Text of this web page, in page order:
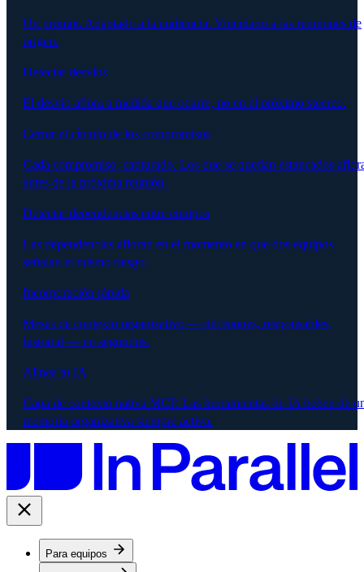
Un prompt. Adaptado a la audiencia. Vinculado a las reuniones de
origen.
Detectar desvíos
El desvío aflora a medida que ocurre, no en el próximo steerco.
Cerrar el círculo de los compromisos
Cada compromiso, capturado. Los que se quedan estancados
antes de la próxima reunión.
Detectar dependencias entre equipos
Las dependencias afloran en el momento en que dos equipos
señalan el mismo riesgo.
Incorporación rápida
Meses de contexto organizativo — decisiones, responsables,
historial — en segundos.
Alinea tu IA
Capa de contexto nativa MCP. Las herramientas de IA beben de
memoria organizativa siempre activa.
Para equipos